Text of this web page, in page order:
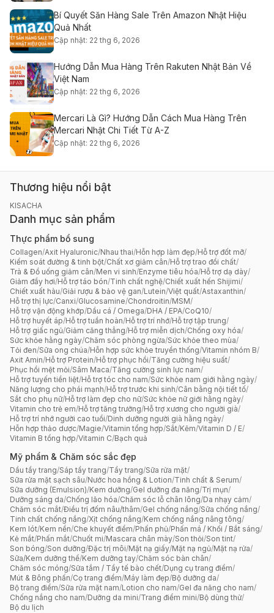
Bí Quyết Săn Hàng Sale Trên Amazon Nhật Hiệu
Quả Nhất
Cập nhật: 22 thg 6, 2026
Hướng Dẫn Mua Hàng Trên Rakuten Nhật Bản Về
Việt Nam
Cập nhật: 22 thg 6, 2026
Mercari Là Gì? Hướng Dẫn Cách Mua Hàng Trên
Mercari Nhật Chi Tiết Từ A-Z
Cập nhật: 22 thg 6, 2026
Thương hiệu nổi bật
KISACHA
Danh mục sản phẩm
Thực phẩm bổ sung
Collagen/Axit Hyaluronic/Nhau thai/Hỗn hợp làm đẹp/Hỗ trợ đốt mỡ/
Kiểm soát đường & tinh bột/Chất xơ giảm cân/Hỗ trợ trao đổi chất/
Trà & Đồ uống giảm cân/Men vi sinh/Enzyme tiêu hóa/Hỗ trợ dạ dày/
Giảm đầy hơi/Hỗ trợ táo bón/Tinh chất nghệ/Chiết xuất hến Shijimi/
Chiết xuất hàu/Giải rượu & bảo vệ gan/Lutein/Việt quất/Astaxanthin/
Hỗ trợ thị lực/Canxi/Glucosamine/Chondroitin/MSM/
Hỗ trợ vận động khớp/Dầu cá / Omega/DHA / EPA/CoQ10/
Hỗ trợ huyết áp/Hỗ trợ tuần hoàn/Hỗ trợ trí nhớ/Hỗ trợ tập trung/
Hỗ trợ giấc ngủ/Giảm căng thẳng/Hỗ trợ miễn dịch/Chống oxy hóa/
Sức khỏe hằng ngày/Chăm sóc phòng ngừa/Sức khỏe theo mùa/
Tỏi đen/Sữa ong chúa/Hỗn hợp sức khỏe truyền thống/Vitamin nhóm B/
Axit Amin/Hỗ trợ Protein/Hỗ trợ phục hồi/Tăng cường hiệu suất/
Phục hồi mệt mỏi/Sâm Maca/Tăng cường sinh lực nam/
Hỗ trợ tuyến tiền liệt/Hỗ trợ tóc cho nam/Sức khỏe nam giới hằng ngày/
Năng lượng cho phái mạnh/Hỗ trợ trước khi sinh/Cân bằng nội tiết tố/
Sắt cho phụ nữ/Hỗ trợ làm đẹp cho nữ/Sức khỏe nữ giới hằng ngày/
Vitamin cho trẻ em/Hỗ trợ tăng trưởng/Hỗ trợ xương cho người già/
Hỗ trợ trí nhớ người cao tuổi/Dinh dưỡng người già hằng ngày/
Hỗn hợp thảo dược/Magie/Vitamin tổng hợp/Sắt/Kẽm/Vitamin D / E/
Vitamin B tổng hợp/Vitamin C/Bạch quả
Mỹ phẩm & Chăm sóc sắc đẹp
Dầu tẩy trang/Sáp tẩy trang/Tẩy trang/Sữa rửa mặt/
Sữa rửa mặt sạch sâu/Nước hoa hồng & Lotion/Tinh chất & Serum/
Sữa dưỡng (Emulsion)/Kem dưỡng/Gel dưỡng đa năng/Trị mụn/
Dưỡng sáng da/Chống lão hóa/Chăm sóc lỗ chân lông/Da nhạy cảm/
Chăm sóc mắt/Điều trị đốm nâu/thâm/Gel chống nắng/Sữa chống nắng/
Tinh chất chống nắng/Xịt chống nắng/Kem chống nắng nâng tông/
Kem lót/Kem nền/Che khuyết điểm/Phấn phủ/Phấn má / Khối / Bắt sáng/
Kẻ mắt/Phấn mắt/Chuốt mi/Mascara chân mày/Son thỏi/Son tint/
Son bóng/Son dưỡng/Đặc trị môi/Mặt nạ giấy/Mặt nạ ngủ/Mặt nạ rửa/
Sữa/Kem dưỡng thể/Kem dưỡng tay/Chăm sóc bàn chân/
Chăm sóc móng/Sữa tắm / Tẩy tế bào chết/Dụng cụ trang điểm/
Mút & Bông phấn/Cọ trang điểm/Máy làm đẹp/Bộ dưỡng da/
Bộ trang điểm/Sữa rửa mặt nam/Lotion cho nam/Gel đa năng cho nam/
Chống nắng cho nam/Dưỡng da mini/Trang điểm mini/Bộ dùng thử/
Bộ du lịch